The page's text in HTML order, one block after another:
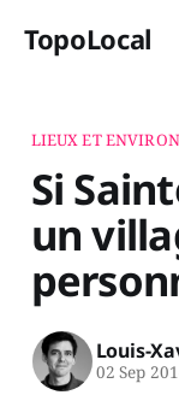
TopoLocal
LIEUX ET
Si
un
Louis-
02 Sep